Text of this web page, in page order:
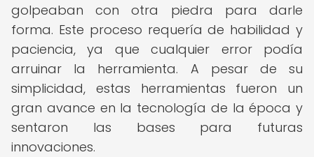
golpeaban con otra piedra para darle
forma. Este proceso requería de habilidad y
paciencia, ya que cualquier error podía
arruinar la herramienta. A pesar de su
simplicidad, estas herramientas fueron un
gran avance en la tecnología de la época y
sentaron las bases para futuras
innovaciones.